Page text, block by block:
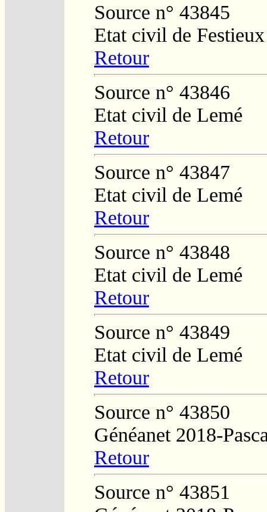
Source n° 43845
Etat civil de
Retour
Source n° 43846
Etat civil de Lemé
Retour
Source n° 43847
Etat civil de Lemé
Retour
Source n° 43848
Etat civil de Lemé
Retour
Source n° 43849
Etat civil de Lemé
Retour
Source n° 43850
Généanet 2018-
Retour
Source n° 43851